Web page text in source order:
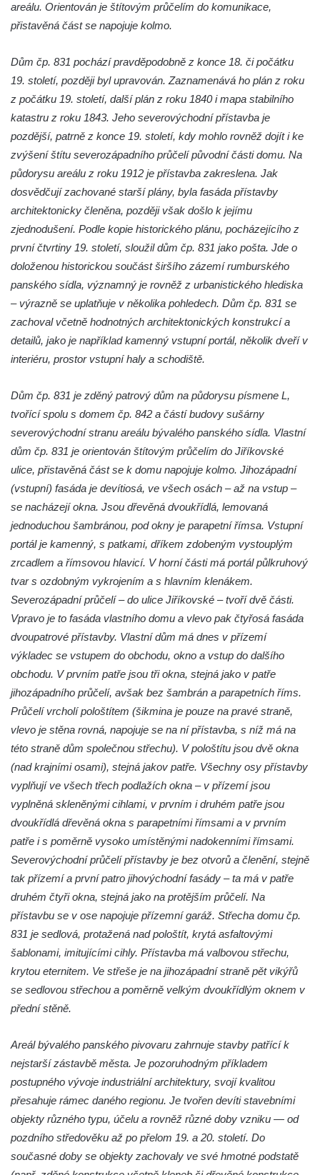
areálu. Orientován je štítovým průčelím do komunikace,
přistavěná část se napojuje kolmo.
Dům čp. 831 pochází pravděpodobně z konce 18. či počátku
19. století, později byl upravován. Zaznamenává ho plán z roku
z počátku 19. století, další plán z roku 1840 i mapa stabilního
katastru z roku 1843. Jeho severovýchodní přístavba je
pozdější, patrně z konce 19. století, kdy mohlo rovněž dojít i ke
zvýšení štítu severozápadního průčelí původní části domu. Na
půdorysu areálu z roku 1912 je přístavba zakreslena. Jak
dosvědčují zachované starší plány, byla fasáda přístavby
architektonicky členěna, později však došlo k jejímu
zjednodušení. Podle kopie historického plánu, pocházejícího z
první čtvrtiny 19. století, sloužil dům čp. 831 jako pošta. Jde o
doloženou historickou součást širšího zázemí rumburského
panského sídla, významný je rovněž z urbanistického hlediska
– výrazně se uplatňuje v několika pohledech. Dům čp. 831 se
zachoval včetně hodnotných architektonických konstrukcí a
detailů, jako je například kamenný vstupní portál, několik dveří v
interiéru, prostor vstupní haly a schodiště.
Dům čp. 831 je zděný patrový dům na půdorysu písmene L,
tvořící spolu s domem čp. 842 a částí budovy sušárny
severovýchodní stranu areálu bývalého panského sídla. Vlastní
dům čp. 831 je orientován štítovým průčelím do Jiříkovské
ulice, přistavěná část se k domu napojuje kolmo. Jihozápadní
(vstupní) fasáda je devítiosá, ve všech osách – až na vstup –
se nacházejí okna. Jsou dřevěná dvoukřídlá, lemovaná
jednoduchou šambránou, pod okny je parapetní římsa. Vstupní
portál je kamenný, s patkami, dříkem zdobeným vystouplým
zrcadlem a římsovou hlavicí. V horní části má portál půlkruhový
tvar s ozdobným vykrojením a s hlavním klenákem.
Severozápadní průčelí – do ulice Jiříkovské – tvoří dvě části.
Vpravo je to fasáda vlastního domu a vlevo pak čtyřosá fasáda
dvoupatrové přístavby. Vlastní dům má dnes v přízemí
výkladec se vstupem do obchodu, okno a vstup do dalšího
obchodu. V prvním patře jsou tři okna, stejná jako v patře
jihozápadního průčelí, avšak bez šambrán a parapetních říms.
Průčelí vrcholí pološtítem (šikmina je pouze na pravé straně,
vlevo je stěna rovná, napojuje se na ní přístavba, s níž má na
této straně dům společnou střechu). V pološtítu jsou dvě okna
(nad krajními osami), stejná jakov patře. Všechny osy přístavby
vyplňují ve všech třech podlažích okna – v přízemí jsou
vyplněná skleněnými cihlami, v prvním i druhém patře jsou
dvoukřídlá dřevěná okna s parapetními římsami a v prvním
patře i s poměrně vysoko umístěnými nadokenními římsami.
Severovýchodní průčelí přístavby je bez otvorů a členění, stejně
tak přízemí a první patro jihovýchodní fasády – ta má v patře
druhém čtyři okna, stejná jako na protějším průčelí. Na
přístavbu se v ose napojuje přízemní garáž. Střecha domu čp.
831 je sedlová, protažená nad pološtít, krytá asfaltovými
šablonami, imitujícími cihly. Přístavba má valbovou střechu,
krytou eternitem. Ve střeše je na jihozápadní straně pět vikýřů
se sedlovou střechou a poměrně velkým dvoukřídlým oknem v
přední stěně.
Areál bývalého panského pivovaru zahrnuje stavby patřící k
nejstarší zástavbě města. Je pozoruhodným příkladem
postupného vývoje industriální architektury, svojí kvalitou
přesahuje rámec daného regionu. Je tvořen devíti stavebními
objekty různého typu, účelu a rovněž různé doby vzniku — od
pozdního středověku až po přelom 19. a 20. století. Do
současné doby se objekty zachovaly ve své hmotné podstatě